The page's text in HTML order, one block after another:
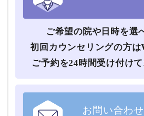
ご希望の院や⽇時を選
初回カウンセリングの⽅
ご予約を24時間受け付けて
お問い合わ